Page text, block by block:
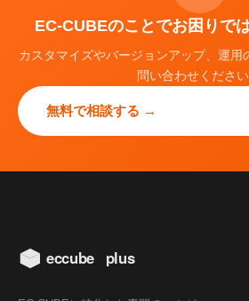
EC-CUBEのことでお困りで
カスタマイズやバージョンアップ、運用
問い合わせください
無料で相談する →